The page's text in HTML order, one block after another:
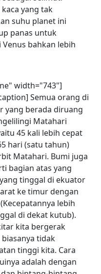
yang tak
suhu planet ini
panas untuk
bahkan lebih
width="743"]
Semua orang di
yang berada diruang
Matahari
45 kali lebih cepat
hari (satu tahun)
Matahari. Bumi juga
bagian atas yang
tinggal di ekuator
ke timur dengan
lebih
di dekat kutub).
kita bergerak
tidak
tinggi kita. Cara
adalah dengan